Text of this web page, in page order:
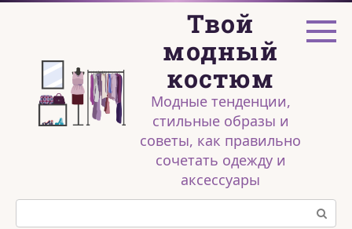
Перейти
Твой
модный
костюм
Модные тенденции,
стильные образы и
советы, как правильно
сочетать одежду и
аксессуары
Поиск: